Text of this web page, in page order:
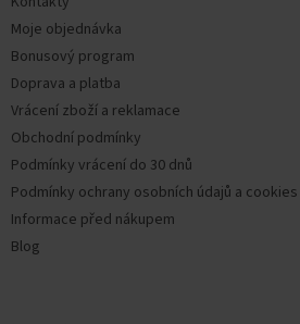
Moje objednávka
Bonusový program
Doprava a platba
Vrácení zboží a reklamace
Obchodní podmínky
Podmínky vrácení do 30 dnů
Podmínky ochrany osobních údajů a cookies
Informace před nákupem
Blog